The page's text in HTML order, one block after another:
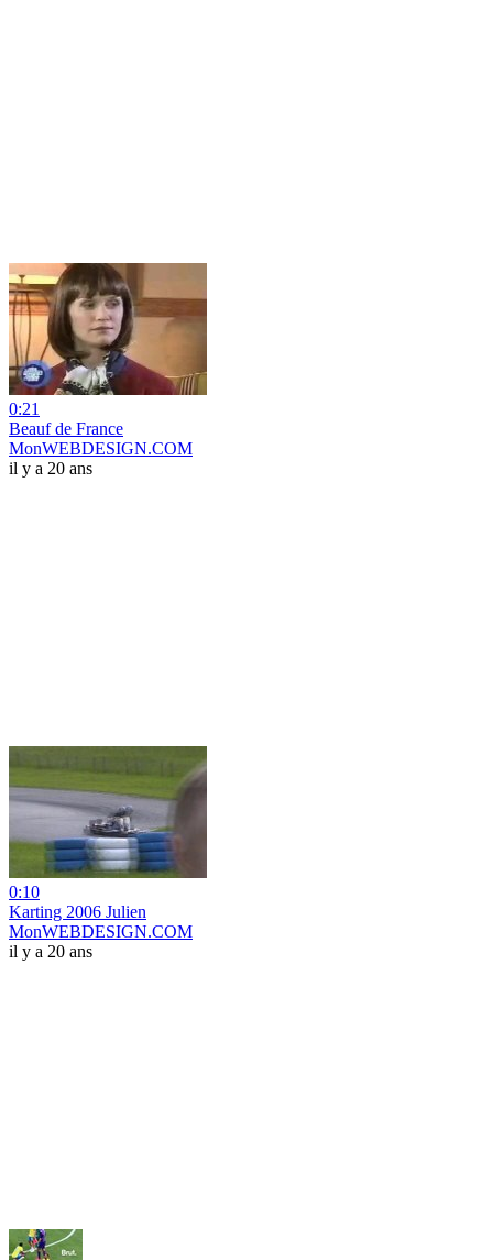
0:21
Beauf de France
MonWEBDESIGN.COM
il y a 20 ans
0:10
Karting 2006 Julien
MonWEBDESIGN.COM
il y a 20 ans